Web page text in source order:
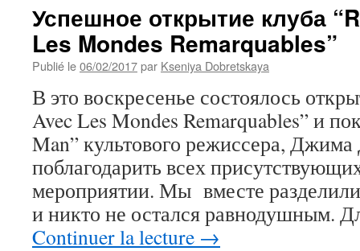
Небо
Успешное открытие клуба
Les Mondes Remarquables”
Publié le06/02/2017par Kseniya Dobretskaya
В это воскресенье состоялось
Avec Les Mondes Remarquables” и
Man” культового режиссера,
поблагодарить всех
мероприятии. Мы вместе
и никто не остался равнодушным.
Continuer la lecture →